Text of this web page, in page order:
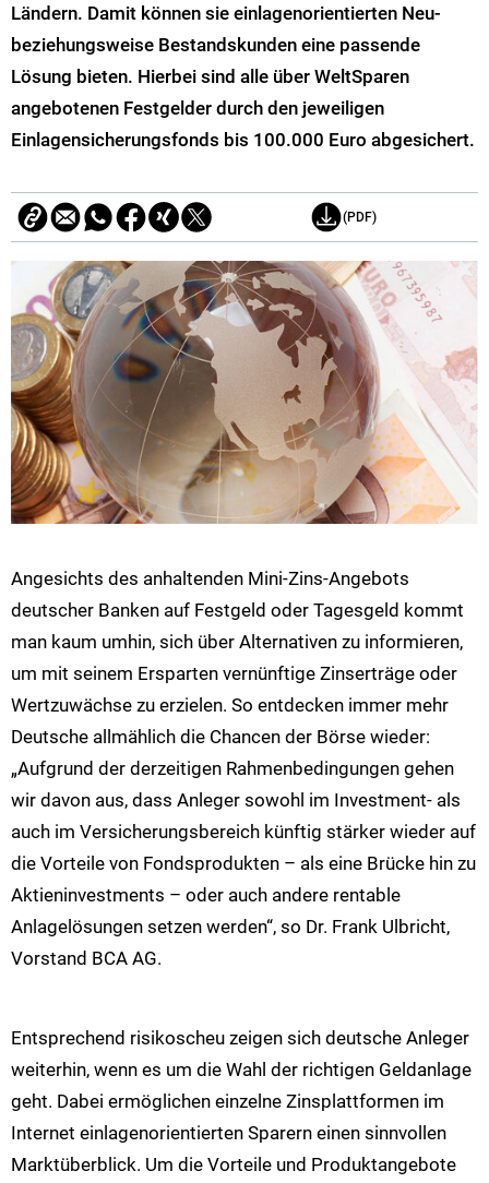
Ländern. Damit können sie einlagenorientierten Neu-
beziehungsweise Bestandskunden eine passende
Lösung bieten. Hierbei sind alle über WeltSparen
angebotenen Festgelder durch den jeweiligen
Einlagensicherungsfonds bis 100.000 Euro abgesichert.
(PDF)
Angesichts des anhaltenden Mini-Zins-Angebots
deutscher Banken auf Festgeld oder Tagesgeld kommt
man kaum umhin, sich über Alternativen zu informieren,
um mit seinem Ersparten vernünftige Zinserträge oder
Wertzuwächse zu erzielen. So entdecken immer mehr
Deutsche allmählich die Chancen der Börse wieder:
„Aufgrund der derzeitigen Rahmenbedingungen gehen
wir davon aus, dass Anleger sowohl im Investment- als
auch im Versicherungsbereich künftig stärker wieder auf
die Vorteile von Fondsprodukten – als eine Brücke hin zu
Aktieninvestments – oder auch andere rentable
Anlagelösungen setzen werden“, so Dr. Frank Ulbricht,
Vorstand BCA AG.
Entsprechend risikoscheu zeigen sich deutsche Anleger
weiterhin, wenn es um die Wahl der richtigen Geldanlage
geht. Dabei ermöglichen einzelne Zinsplattformen im
Internet einlagenorientierten Sparern einen sinnvollen
Marktüberblick. Um die Vorteile und Produktangebote